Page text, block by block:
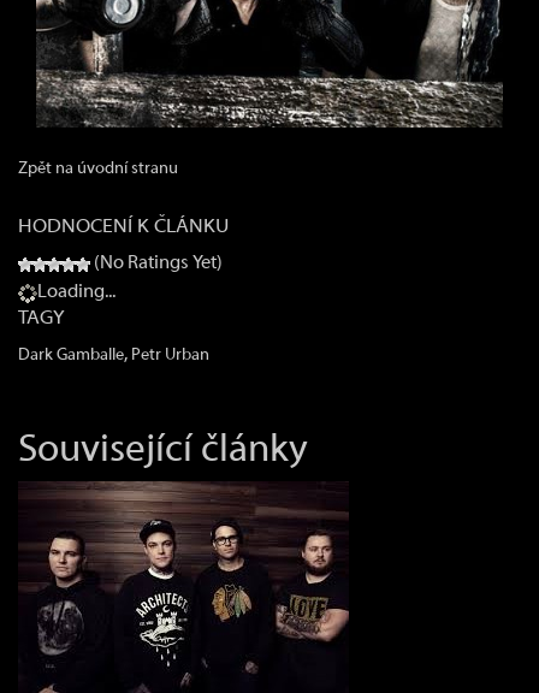
Zpět na úvodní stranu
HODNOCENÍ K ČLÁNKU
(No Ratings Yet)
Loading...
TAGY
Dark Gamballe, Petr Urban
Související články